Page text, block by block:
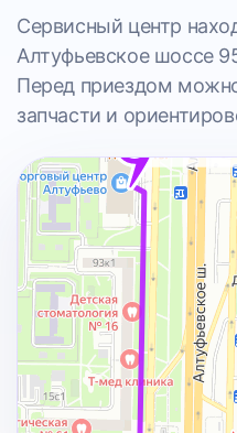
Сервисный центр
Алтуфьевское шоссе
Перед приездом
запчасти и